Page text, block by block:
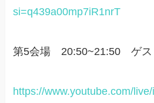
si=q439a00mp7iR1nrT
第5会場 20:50~21:50 ゲス
https://www.youtube.com/